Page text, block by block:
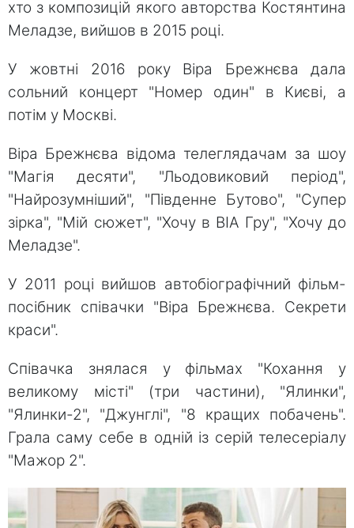
хто з композицій якого авторства Костянтина
Меладзе, вийшов в 2015 році.
У жовтні 2016 року Віра Брежнєва дала
сольний концерт "Номер один" в Києві, а
потім у Москві.
Віра Брежнєва відома телеглядачам за шоу
"Магія десяти", "Льодовиковий період",
"Найрозумніший", "Південне Бутово", "Супер
зірка", "Мій сюжет", "Хочу в ВІА Гру", "Хочу до
Меладзе".
У 2011 році вийшов автобіографічний фільм-
посібник співачки "Віра Брежнєва. Секрети
краси".
Співачка знялася у фільмах "Кохання у
великому місті" (три частини), "Ялинки",
"Ялинки-2", "Джунглі", "8 кращих побачень".
Грала саму себе в одній із серій телесеріалу
"Мажор 2".